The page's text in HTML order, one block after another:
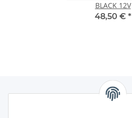
BLACK 12V
48,50 € *